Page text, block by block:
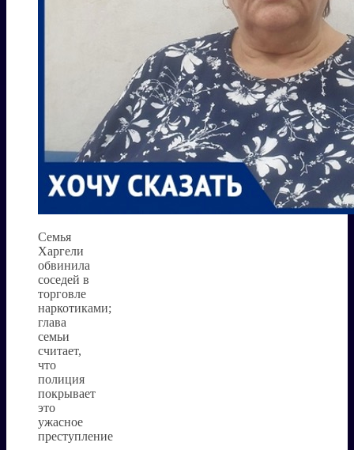
Семья
Харгели
обвинила
соседей в
торговле
наркотиками;
глава
семьи
считает,
что
полиция
покрывает
это
ужасное
преступление